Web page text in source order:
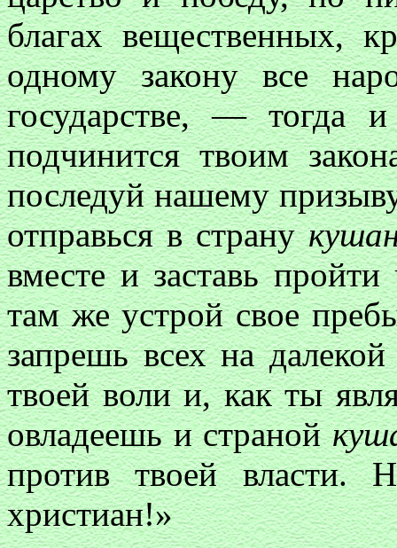
благах вещественных,
одному закону все
государстве, — тогда
подчинится твоим
последуй нашему
отправься в страну
вместе и заставь
там же устрой свое
запрешь всех на
твоей воли и, как ты
овладеешь и страной
против твоей власти.
христиан!»